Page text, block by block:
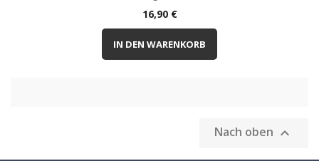
Preis
16,90 €
IN DEN WARENKORB
Nach oben 